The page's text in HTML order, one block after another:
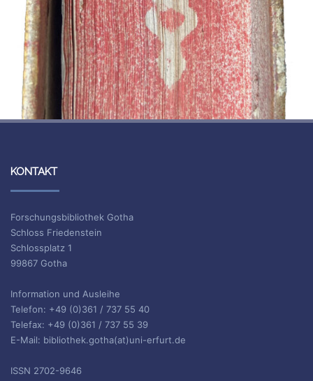
KONTAKT
Forschungsbibliothek Gotha
Schloss Friedenstein
Schlossplatz 1
99867 Gotha
Information und Ausleihe
Telefon: +49 (0)361 / 737 55 40
Telefax: +49 (0)361 / 737 55 39
E-Mail: bibliothek.gotha(at)uni-erfurt.de
ISSN 2702-9646